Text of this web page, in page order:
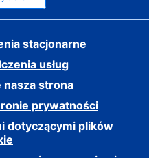
stacjonarne
usług
nasza strona
prywatności
dotyczącymi plików